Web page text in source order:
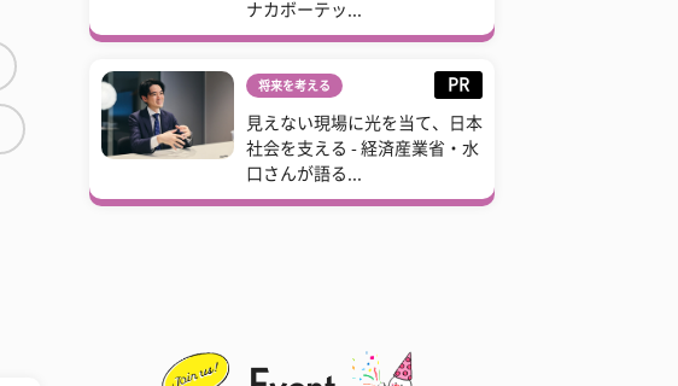
ナカボーテッ...
将来を考える PR
見えない現場に光を当て、日本
社会を支える - 経済産業省・水
口さんが語る...